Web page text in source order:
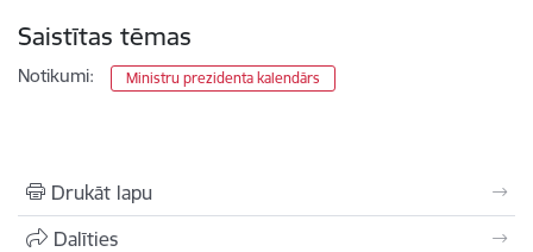
Saistītas tēmas
Notikumi: Ministru prezidenta kalendārs
Drukāt lapu
Dalīties